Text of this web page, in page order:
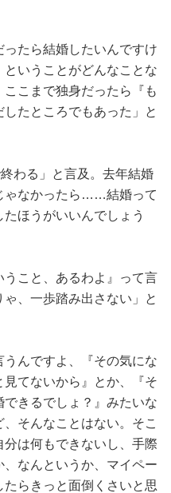
たら結婚したいんですけ
いうことがどんなことな
こまで独身だったら『も
たところでもあった」と
わる」と言及。去年結婚
ゃなかったら……結婚って
ほうがいいんでしょう
こと、あるわよ』って言
、一歩踏み出さない」と
んですよ、『その気にな
てないから』とか、『そ
きるでしょ？』みたいな
そんなことはない。そこ
は何もできないし、手際
なんというか、マイペー
らきっと面倒くさいと思